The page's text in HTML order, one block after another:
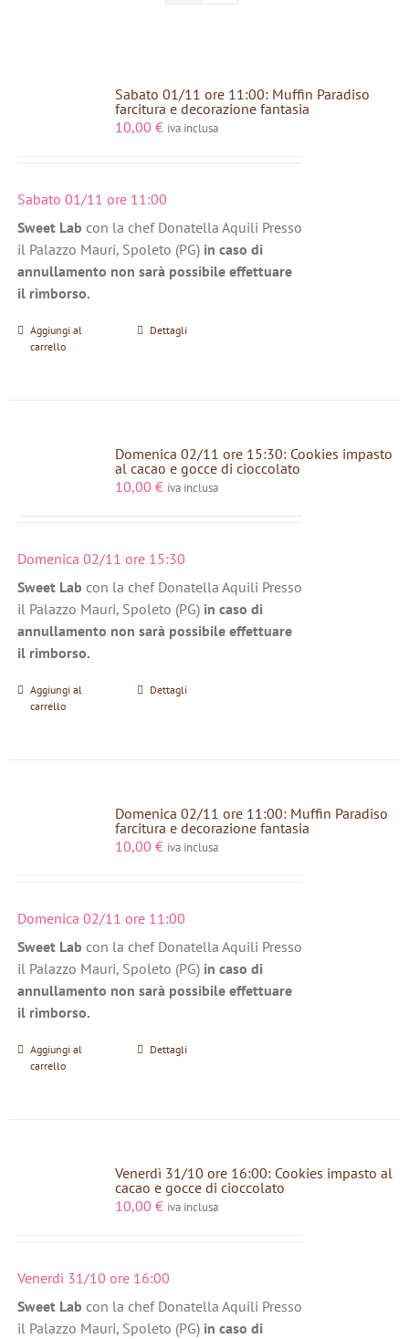
Sabato 01/11 ore 11:00: Muffin Paradiso
farcitura e decorazione fantasia
10,00 € iva inclusa
Sabato 01/11 ore 11:00
Sweet Lab con la chef Donatella Aquili Presso
il Palazzo Mauri, Spoleto (PG) in caso di
annullamento non sarà possibile effettuare
il rimborso.
Aggiungi al
carrello
Dettagli
Domenica 02/11 ore 15:30: Cookies impasto
al cacao e gocce di cioccolato
10,00 € iva inclusa
Domenica 02/11 ore 15:30
Sweet Lab con la chef Donatella Aquili Presso
il Palazzo Mauri, Spoleto (PG) in caso di
annullamento non sarà possibile effettuare
il rimborso.
Aggiungi al
carrello
Dettagli
Domenica 02/11 ore 11:00: Muffin Paradiso
farcitura e decorazione fantasia
10,00 € iva inclusa
Domenica 02/11 ore 11:00
Sweet Lab con la chef Donatella Aquili Presso
il Palazzo Mauri, Spoleto (PG) in caso di
annullamento non sarà possibile effettuare
il rimborso.
Aggiungi al
carrello
Dettagli
Venerdì 31/10 ore 16:00: Cookies impasto al
cacao e gocce di cioccolato
10,00 € iva inclusa
Venerdì 31/10 ore 16:00
Sweet Lab con la chef Donatella Aquili Presso
il Palazzo Mauri, Spoleto (PG) in caso di